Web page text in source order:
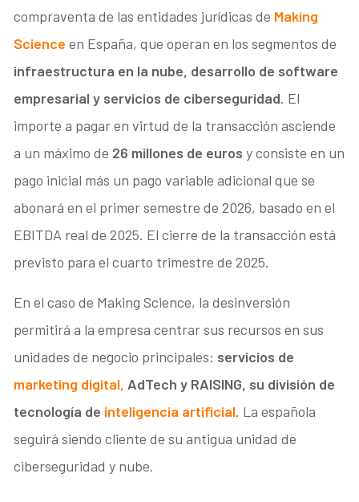
compraventa de las entidades jurídicas de Making
Science en España, que operan en los segmentos de
infraestructura en la nube, desarrollo de software
empresarial y servicios de ciberseguridad. El
importe a pagar en virtud de la transacción asciende
a un máximo de 26 millones de eurosy consiste en un
pago inicial más un pago variable adicional que se
abonará en el primer semestre de 2026, basado en el
EBITDA real de 2025. El cierre de la transacción está
previsto para el cuarto trimestre de 2025.
En el caso de Making Science, la desinversión
permitirá a la empresa centrar sus recursos en sus
unidades de negocio principales: servicios de
marketing digital, AdTech y RAISING, su división de
tecnología de inteligencia artificial. La española
seguirá siendo cliente de su antigua unidad de
ciberseguridad y nube.